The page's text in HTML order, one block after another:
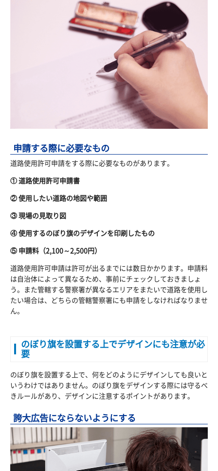
申請する際に必要なもの
道路使用許可申請をする際に必要なものがあります。
① 道路使用許可申請書
② 使用したい道路の地図や範囲
③ 現場の見取り図
④ 使用するのぼり旗のデザインを印刷したもの
⑤ 申請料（2,100～2,500円）
道路使用許可申請は許可が出るまでには数日かかります。申請料
は自治体によって異なるため、事前にチェックしておきましょ
う。また管轄する警察署が異なるエリアをまたいで道路を使用し
たい場合は、どちらの管轄警察署にも申請をしなければなりませ
ん。
のぼり旗を設置する上でデザインにも注意が必
要
のぼり旗を設置する上で、何をどのようにデザインしても良いと
いうわけではありません。のぼり旗をデザインする際には守るべ
きルールがあり、デザインに注意するポイントがあります。
誇大広告にならないようにする